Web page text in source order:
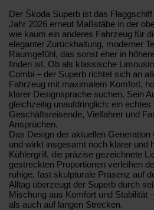
Der Škoda Superb ist das
Jahr 2026 erneut Maßstäbe in der
wie kaum ein anderes Fahrzeug für
eleganter Zurückhaltung, moderner
Raumgefühl, das sonst eher in
finden ist. Ob als klassische
Combi – der Superb richtet sich an
Fahrzeug mit maximalem Komfort,
klarer Designsprache suchen. Sein
gleichzeitig unaufdringlich: ein
Geschäftsreisende, Vielfahrer und
Ansprüchen.
Das Design der aktuellen
und wirkt insgesamt noch klarer und
Kühlergrill, die präzise gezeichnete
gestreckten Proportionen verleihen
ruhige, fast skulpturale Präsenz auf
Alltag überzeugt der Superb durch
Mischung aus Komfort und Stabilität
als auch auf langen Strecken.